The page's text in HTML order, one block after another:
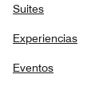
Suites
Experiencias
Eventos